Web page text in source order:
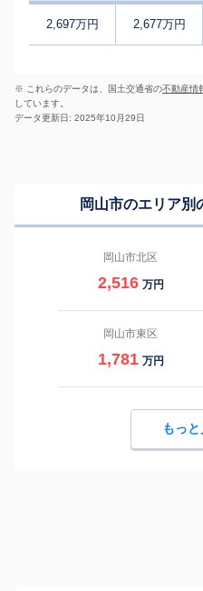
2,697万円 2,677万円
※ これらのデータは、国土交通省の不動産情
しています。
データ更新日: 2025年10月29日
岡山市のエリア別
岡山市北区
2,516 万円
岡山市東区
1,781 万円
もっ